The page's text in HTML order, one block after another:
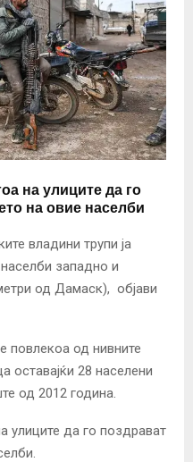
на улиците да го
на овие населби
владини трупи ја
западно и
од Дамаск), објави
повлекоа од нивните
оставајќи 28 населени
од 2012 година.
улиците да го поздрават